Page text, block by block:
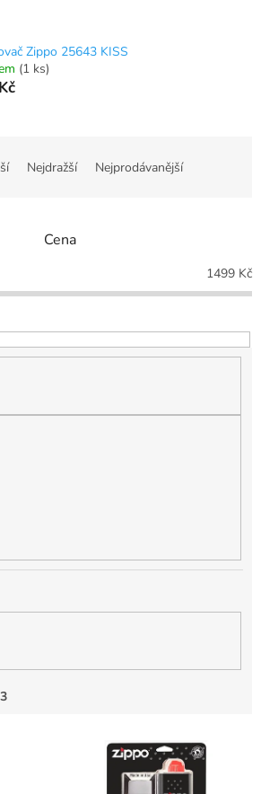
Zippo 25643 KISS
(1 ks)
Nejdražší Nejprodávanější
Cena
1499 Kč